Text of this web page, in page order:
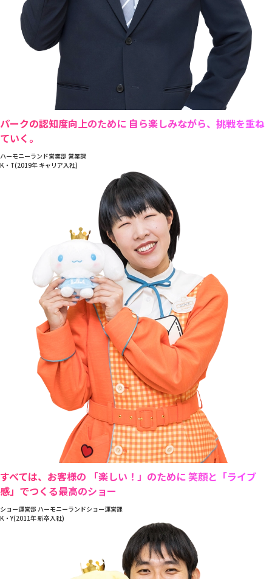
パークの認知度向上のために 自ら楽しみながら、挑戦を重ね
ていく。
ハーモニーランド営業部 営業課
K・T(2019年 キャリア入社)
すべては、お客様の 「楽しい！」のために 笑顔と「ライブ
感」でつくる最高のショー
ショー運営部 ハーモニーランドショー運営課
K・Y(2011年 新卒入社)